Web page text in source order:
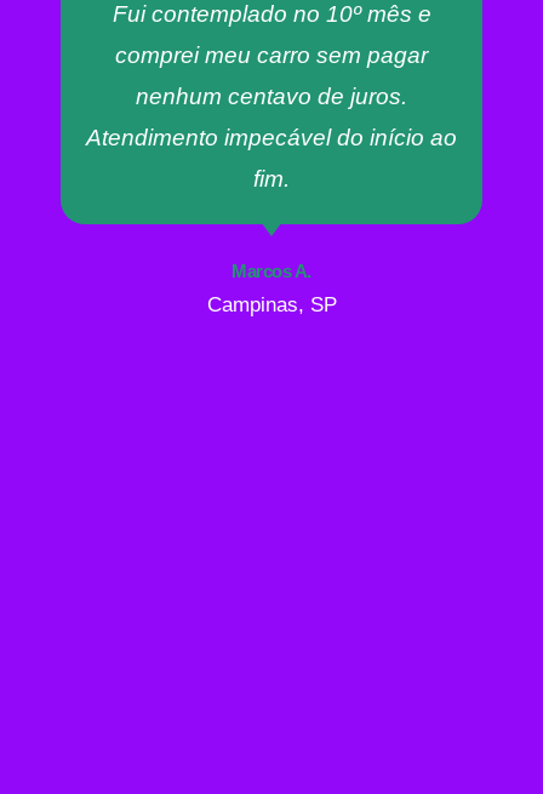
Fui contemplado no 10º mês e
comprei meu carro sem pagar
nenhum centavo de juros.
Atendimento impecável do início ao
fim.
Marcos A.
Campinas, SP